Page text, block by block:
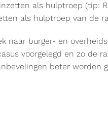
als hulptroep (tip:
als hulptroep van de
naar burger- en
voorgelegd en zo de
beter worden